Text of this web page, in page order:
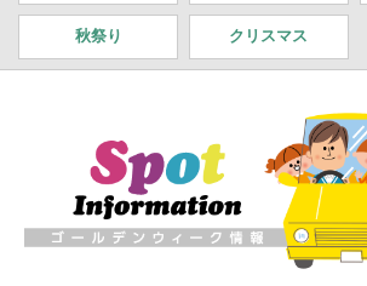
秋祭り クリスマス